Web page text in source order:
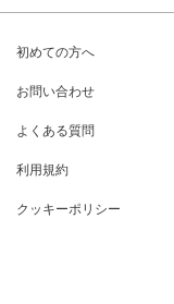
初めての方へ
お問い合わせ
よくある質問
利用規約
クッキーポリシー